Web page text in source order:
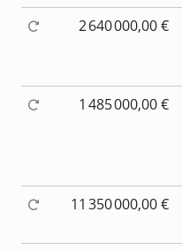
2 640 000,00 €
1 485 000,00 €
11 350 000,00 €